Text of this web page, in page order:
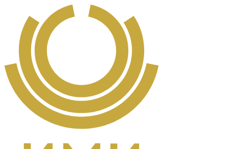
Перейти к основному содержанию